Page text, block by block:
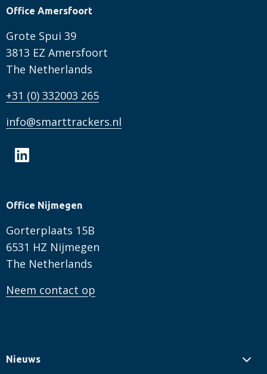
Office Amersfoort
Grote Spui 39
3813 EZ Amersfoort
The Netherlands
+31 (0) 332003 265
info@smarttrackers.nl
Office Nijmegen
Gorterplaats 15B
6531 HZ Nijmegen
The Netherlands
Neem contact op
Nieuws